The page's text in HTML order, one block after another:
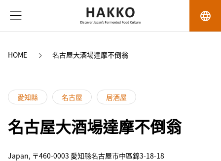
language
HOME 名古屋大酒場達摩不倒翁
愛知縣 名古屋 居酒屋
名古屋大酒場達摩不倒翁
Japan, 〒460-0003 愛知縣名古屋市中區錦3-18-18